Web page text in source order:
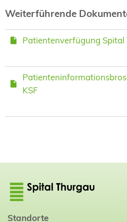
Weiterführende
Patientenverfügung Spital
KSF
Standorte